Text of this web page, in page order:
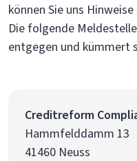
können Sie uns
Die folgende
entgegen und kümmert
Creditreform
Hammfelddamm 13
41460 Neuss